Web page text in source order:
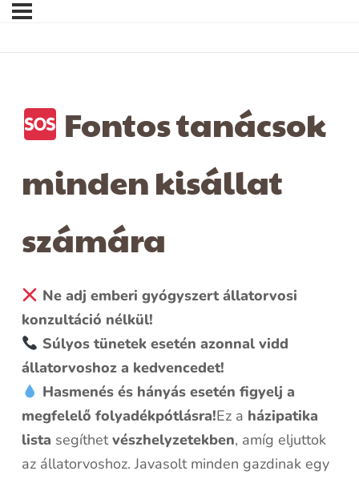
Fontos tanácsok
minden kisállat
számára
Ne adj emberi gyógyszert állatorvosi
konzultáció nélkül!
Súlyos tünetek esetén azonnal vidd
állatorvoshoz a kedvencedet!
Hasmenés és hányás esetén figyelj a
megfelelő folyadékpótlásra!Ez a házipatika
lista segíthetvészhelyzetekben, amíg eljuttok
az állatorvoshoz. Javasolt minden gazdinak egy